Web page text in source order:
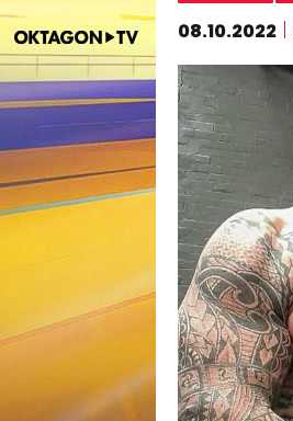
08.10.2022